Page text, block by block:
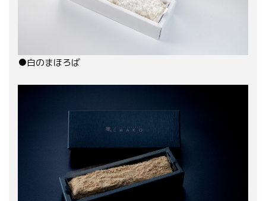
●白のまほろば